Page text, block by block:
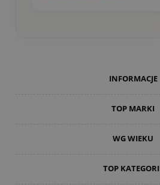
INFORMACJE
TOP MARKI
WG WIEKU
TOP